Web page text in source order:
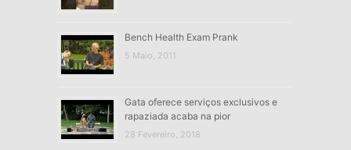
Bench Health Exam Prank
5 Maio, 2011
Gata oferece serviços exclusivos e
rapaziada acaba na pior
28 Fevereiro, 2018